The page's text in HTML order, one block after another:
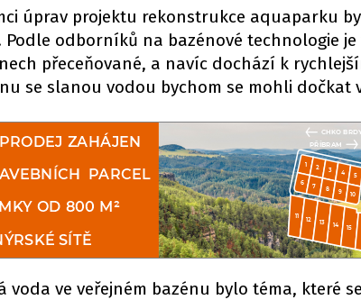
úprav projektu rekonstrukce aquaparku
Podle odborníků na bazénové technologie
přeceňované, a navíc dochází k
se slanou vodou bychom se mohli
voda ve veřejném bazénu bylo téma, které